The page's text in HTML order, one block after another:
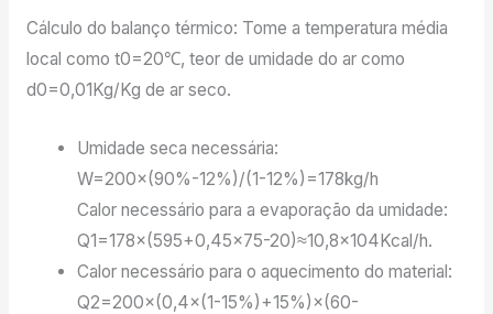
Cálculo do balanço térmico: Tome a temperatura média
local como t0=20℃, teor de umidade do ar como
d0=0,01Kg/Kg de ar seco.
Umidade seca necessária:
W=200×(90%-12%)/(1-12%)=178kg/h
Calor necessário para a evaporação da umidade:
Q1=178×(595+0,45×75-20)≈10,8×104Kcal/h.
Calor necessário para o aquecimento do material:
Q2=200×(0,4×(1-15%)+15%)×(60-